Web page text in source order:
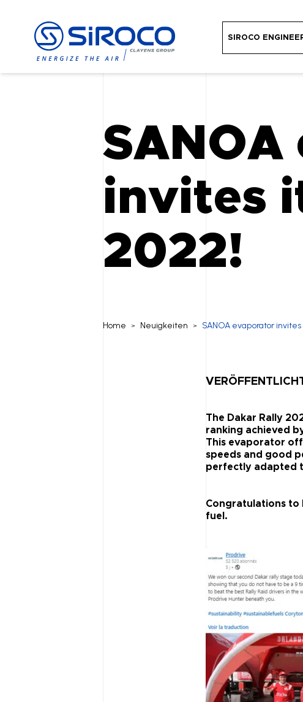
SIROCO
invites
2022!
Home > Neuigkeiten > SANOA evaporator invites
The Dakar Rally
ranking achieved
This evaporator
speeds and good
perfectly adapted
Congratulations to
fuel.